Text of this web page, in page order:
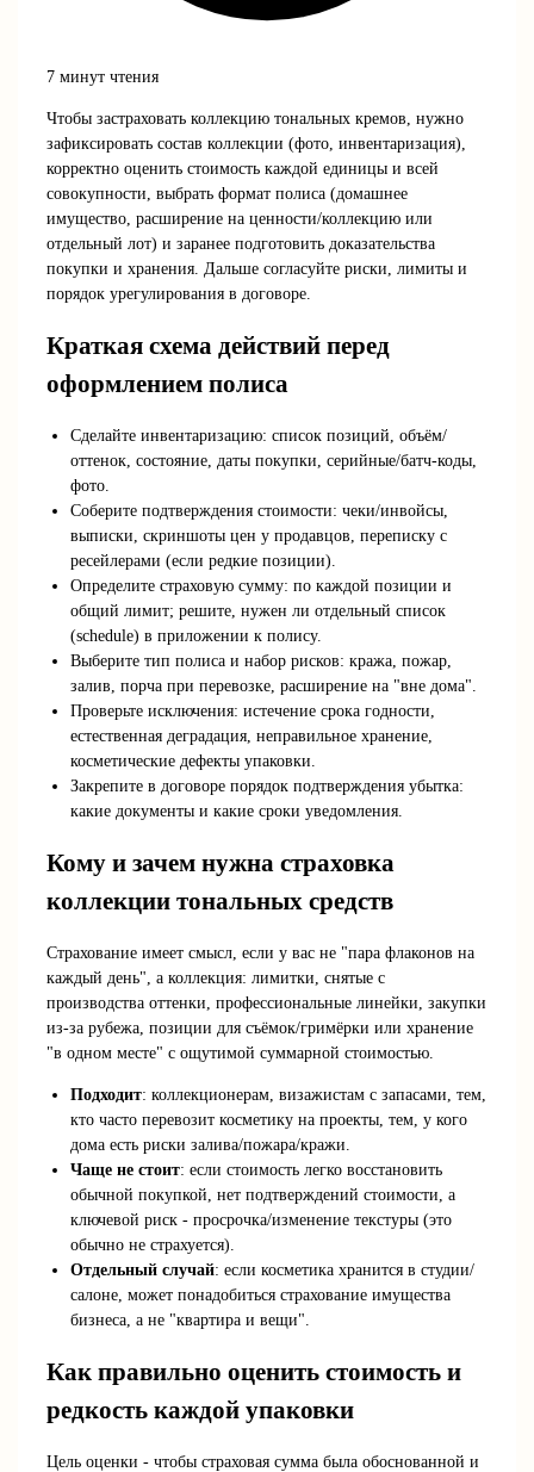
7 минут чтения
Чтобы застраховать коллекцию тональных кремов, нужно
зафиксировать состав коллекции (фото, инвентаризация),
корректно оценить стоимость каждой единицы и всей
совокупности, выбрать формат полиса (домашнее
имущество, расширение на ценности/коллекцию или
отдельный лот) и заранее подготовить доказательства
покупки и хранения. Дальше согласуйте риски, лимиты и
порядок урегулирования в договоре.
Краткая схема действий перед
оформлением полиса
Сделайте инвентаризацию: список позиций, объём/
оттенок, состояние, даты покупки, серийные/батч‑коды,
фото.
Соберите подтверждения стоимости: чеки/инвойсы,
выписки, скриншоты цен у продавцов, переписку с
ресейлерами (если редкие позиции).
Определите страховую сумму: по каждой позиции и
общий лимит; решите, нужен ли отдельный список
(schedule) в приложении к полису.
Выберите тип полиса и набор рисков: кража, пожар,
залив, порча при перевозке, расширение на "вне дома".
Проверьте исключения: истечение срока годности,
естественная деградация, неправильное хранение,
косметические дефекты упаковки.
Закрепите в договоре порядок подтверждения убытка:
какие документы и какие сроки уведомления.
Кому и зачем нужна страховка
коллекции тональных средств
Страхование имеет смысл, если у вас не "пара флаконов на
каждый день", а коллекция: лимитки, снятые с
производства оттенки, профессиональные линейки, закупки
из-за рубежа, позиции для съёмок/гримёрки или хранение
"в одном месте" с ощутимой суммарной стоимостью.
Подходит: коллекционерам, визажистам с запасами, тем,
кто часто перевозит косметику на проекты, тем, у кого
дома есть риски залива/пожара/кражи.
Чаще не стоит: если стоимость легко восстановить
обычной покупкой, нет подтверждений стоимости, а
ключевой риск - просрочка/изменение текстуры (это
обычно не страхуется).
Отдельный случай: если косметика хранится в студии/
салоне, может понадобиться страхование имущества
бизнеса, а не "квартира и вещи".
Как правильно оценить стоимость и
редкость каждой упаковки
Цель оценки - чтобы страховая сумма была обоснованной и